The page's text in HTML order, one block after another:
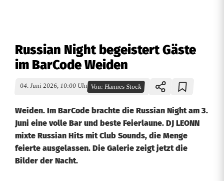
Russian Night begeistert Gäste
im BarCode Weiden
04. Juni 2026, 10:00 Uhr Von:Hannes Stock
Weiden. Im BarCode brachte die Russian Night am 3.
Juni eine volle Bar und beste Feierlaune. DJ LEONN
mixte Russian Hits mit Club Sounds, die Menge
feierte ausgelassen. Die Galerie zeigt jetzt die
Bilder der Nacht.